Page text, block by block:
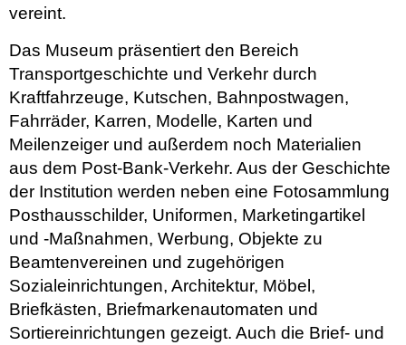
vereint.
Das Museum präsentiert den Bereich
Transportgeschichte und Verkehr durch
Kraftfahrzeuge, Kutschen, Bahnpostwagen,
Fahrräder, Karren, Modelle, Karten und
Meilenzeiger und außerdem noch Materialien
aus dem Post-Bank-Verkehr. Aus der Geschichte
der Institution werden neben eine Fotosammlung
Posthausschilder, Uniformen, Marketingartikel
und -Maßnahmen, Werbung, Objekte zu
Beamtenvereinen und zugehörigen
Sozialeinrichtungen, Architektur, Möbel,
Briefkästen, Briefmarkenautomaten und
Sortiereinrichtungen gezeigt. Auch die Brief- und